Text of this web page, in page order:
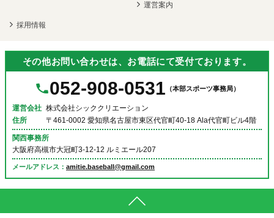
運営案内
採用情報
その他お問い合わせは、お電話にて受付ております。
052-908-0531 （本部スポーツ事務局）
運営会社 株式会社シッククリエーション
住所
〒461-0002 愛知県名古屋市東区代官町40-18 Ala代官町ビル4階
関西事務所
大阪府高槻市大冠町3-12-12 ルミエール207
メールアドレス： amitie.baseball@gmail.com